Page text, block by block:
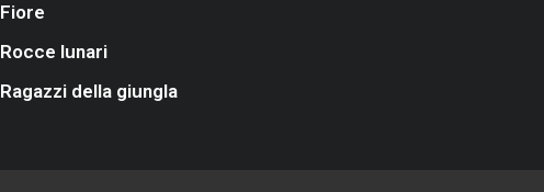
Fiore
Rocce lunari
Ragazzi della giungla